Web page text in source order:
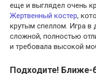
еще и выглядел очень
Жертвенный костер,
крутым спеллом. Игра в
сложной, полностью
и требовала высокой
Подходите!